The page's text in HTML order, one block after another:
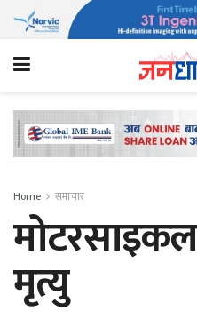
Home समाचार
मृत्यु